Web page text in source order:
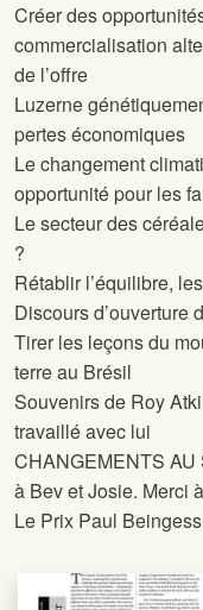
Créer des
commercialisation
de l’offre
Luzerne
pertes économiques
Le changement
opportunité pour les
Le secteur des
?
Rétablir l’équilibre,
Discours d’ouverture
Tirer les leçons du
terre au Brésil
Souvenirs de Roy
travaillé avec lui
CHANGEMENTS
à Bev et Josie. Merci
Le Prix Paul
Navigation